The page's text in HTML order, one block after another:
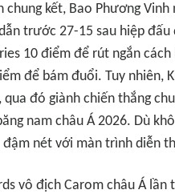
chung kết, Bao Phương
trước 27-15 sau hiệp
10 điểm để rút ngắn
để bám đuổi. Tuy nhiên,
qua đó giành chiến thắng
nam châu Á 2026. Dù
đậm nét với màn trình diễn
vô địch Carom châu Á